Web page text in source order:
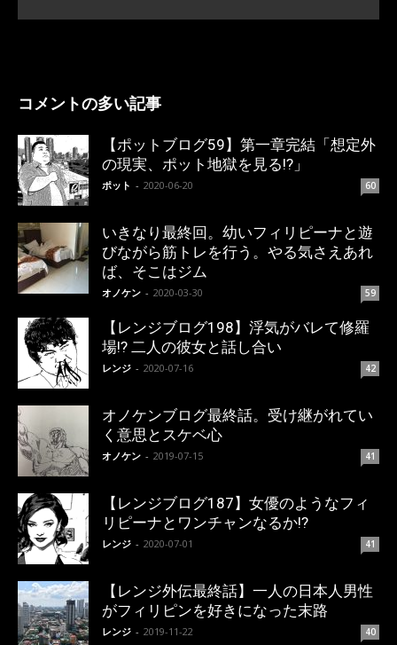
コメントの多い記事
【ポットブログ59】第一章完結「想定外
の現実、ポット地獄を見る!?」
ポット - 2020-06-20 60
いきなり最終回。幼いフィリピーナと遊
びながら筋トレを行う。やる気さえあれ
ば、そこはジム
オノケン - 2020-03-30 59
【レンジブログ198】浮気がバレて修羅
場!? 二人の彼女と話し合い
レンジ - 2020-07-16 42
オノケンブログ最終話。受け継がれてい
く意思とスケベ心
オノケン - 2019-07-15 41
【レンジブログ187】女優のようなフィ
リピーナとワンチャンなるか!?
レンジ - 2020-07-01 41
【レンジ外伝最終話】一人の日本人男性
がフィリピンを好きになった末路
レンジ - 2019-11-22 40